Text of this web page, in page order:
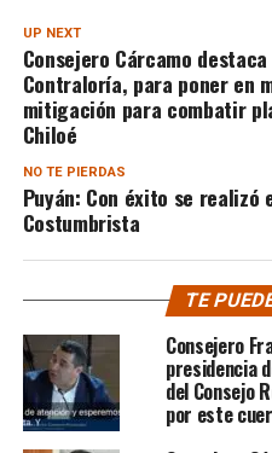
UP NEXT
Consejero Cárcamo
Contraloría, para poner en
mitigación para combatir
Chiloé
NO TE PIERDAS
Puyán: Con éxito se realizó
Costumbrista
TE
Consejero
presidencia
del Consejo
por este